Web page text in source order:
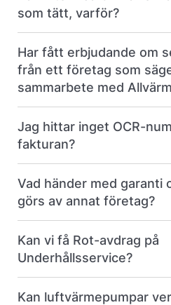
som tätt, varför?
Har fått erbjudande om
från ett företag som
sammarbete med
Jag hittar inget OCR-
fakturan?
Vad händer med garanti
görs av annat företag?
Kan vi få Rot-avdrag på
Underhållsservice?
Kan luftvärmepumpar